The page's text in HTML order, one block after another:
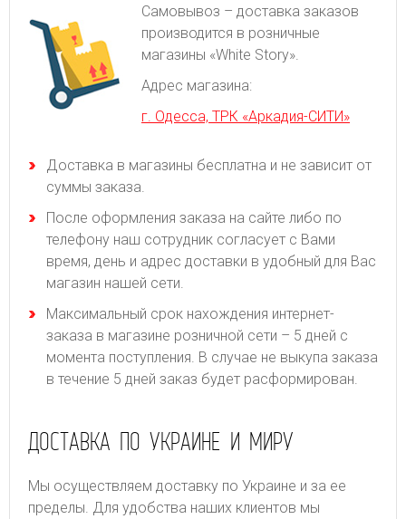
Самовывоз – доставка заказов
производится в розничные
магазины «White Story».
Адрес магазина:
г. Одесса, ТРК «Аркадия-СИТИ»
Доставка в магазины бесплатна и не зависит от
суммы заказа.
После оформления заказа на сайте либо по
телефону наш сотрудник согласует с Вами
время, день и адрес доставки в удобный для Вас
магазин нашей сети.
Максимальный срок нахождения интернет-
заказа в магазине розничной сети – 5 дней с
момента поступления. В случае не выкупа заказа
в течение 5 дней заказ будет расформирован.
ДОСТАВКА ПО УКРАИНЕ И МИРУ
Мы осуществляем доставку по Украине и за ее
пределы. Для удобства наших клиентов мы